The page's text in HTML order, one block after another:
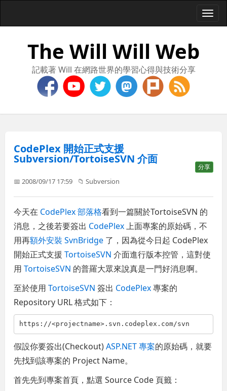
The Will Will Web
記載著 Will 在網路世界的學習心得與技術分享
CodePlex 開始正式支援
Subversion/TortoiseSVN 介面
分享
📅 2008/09/17 17:59 📁Subversion
今天在 CodePlex 部落格看到一篇關於TortoiseSVN 的
消息，之後若要簽出 CodePlex上面專案的原始碼，不
用再額外安裝 SvnBridge 了，因為從今日起 CodePlex
開始正式支援TortoiseSVN 介面進行版本控管，這對使
用TortoiseSVN 的普羅大眾來說真是一門好消息啊。
至於使用TortoiseSVN 簽出 CodePlex專案的
Repository URL 格式如下：
https://<projectname>.svn.codeplex.com/svn
假設你要簽出(Checkout)ASP.NET 專案的原始碼，就要
先找到該專案的 Project Name。
首先先到專案首頁，點選 Source Code 頁籤：